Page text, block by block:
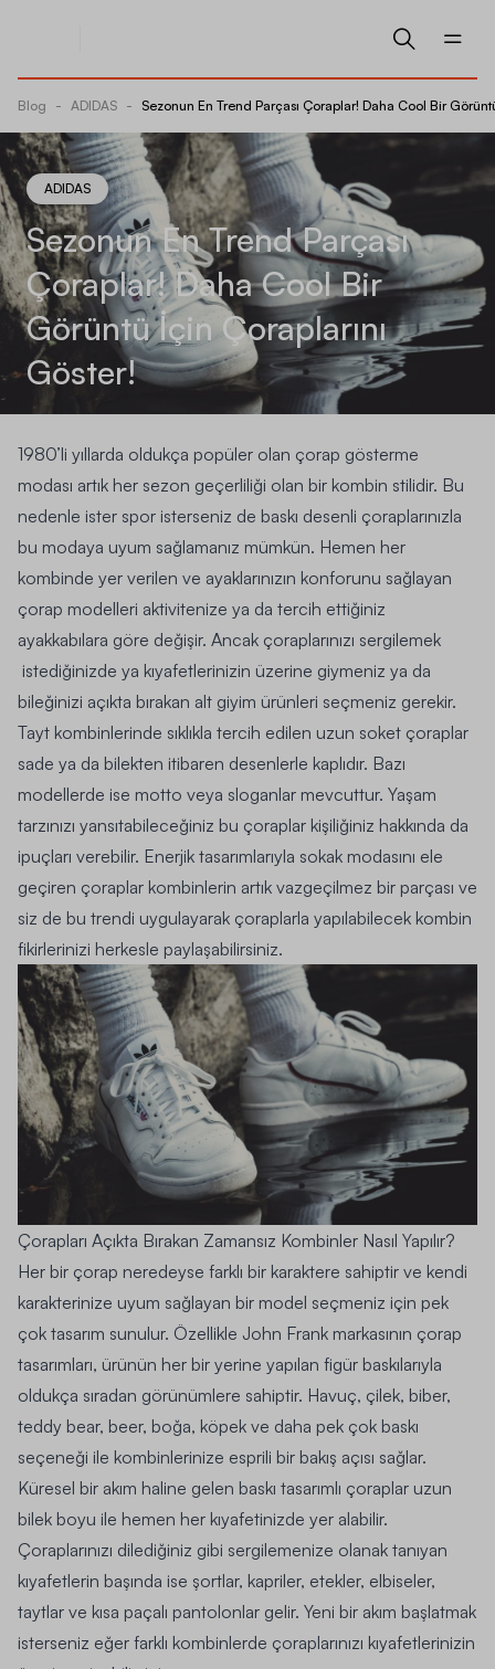
Blog - ADIDAS - Sezonun En Trend Parçası Çoraplar! Daha Cool Bir
ADIDAS
Sezonun En Trend Parçası
Çoraplar! Daha Cool Bir
Görüntü İçin Çoraplarını
Göster!
1980’li yıllarda oldukça popüler olan çorap gösterme
modası artık her sezon geçerliliği olan bir kombin stilidir. Bu
nedenle ister spor isterseniz de baskı desenli çoraplarınızla
bu modaya uyum sağlamanız mümkün. Hemen her
kombinde yer verilen ve ayaklarınızın konforunu sağlayan
çorap modelleri aktivitenize ya da tercih ettiğiniz
ayakkabılara göre değişir. Ancak çoraplarınızı sergilemek
istediğinizde ya kıyafetlerinizin üzerine giymeniz ya da
bileğinizi açıkta bırakan alt giyim ürünleri seçmeniz gerekir.
Tayt kombinlerinde sıklıkla tercih edilen uzun soket çoraplar
sade ya da bilekten itibaren desenlerle kaplıdır. Bazı
modellerde ise motto veya sloganlar mevcuttur. Yaşam
tarzınızı yansıtabileceğiniz bu çoraplar kişiliğiniz hakkında da
ipuçları verebilir. Enerjik tasarımlarıyla sokak modasını ele
geçiren çoraplar kombinlerin artık vazgeçilmez bir parçası ve
siz de bu trendi uygulayarak çoraplarla yapılabilecek kombin
fikirlerinizi herkesle paylaşabilirsiniz.
Çorapları Açıkta Bırakan Zamansız Kombinler Nasıl Yapılır?
Her bir çorap neredeyse farklı bir karaktere sahiptir ve kendi
karakterinize uyum sağlayan bir model seçmeniz için pek
çok tasarım sunulur. Özellikle John Frank markasının çorap
tasarımları, ürünün her bir yerine yapılan figür baskılarıyla
oldukça sıradan görünümlere sahiptir. Havuç, çilek, biber,
teddy bear, beer, boğa, köpek ve daha pek çok baskı
seçeneği ile kombinlerinize esprili bir bakış açısı sağlar.
Küresel bir akım haline gelen baskı tasarımlı çoraplar uzun
bilek boyu ile hemen her kıyafetinizde yer alabilir.
Çoraplarınızı dilediğiniz gibi sergilemenize olanak tanıyan
kıyafetlerin başında ise şortlar, kapriler, etekler, elbiseler,
taytlar ve kısa paçalı pantolonlar gelir. Yeni bir akım başlatmak
isterseniz eğer farklı kombinlerde çoraplarınızı kıyafetlerinizin